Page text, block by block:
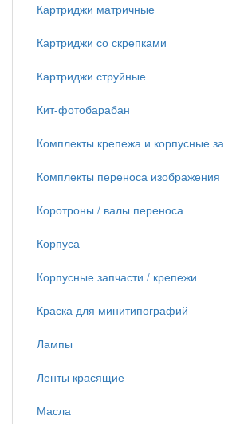
Картриджи матричные
Картриджи со скрепками
Картриджи струйные
Кит-фотобарабан
Комплекты крепежа и корпусные за
Комплекты переноса изображения
Коротроны / валы переноса
Корпуса
Корпусные запчасти / крепежи
Краска для минитипографий
Лампы
Ленты красящие
Масла